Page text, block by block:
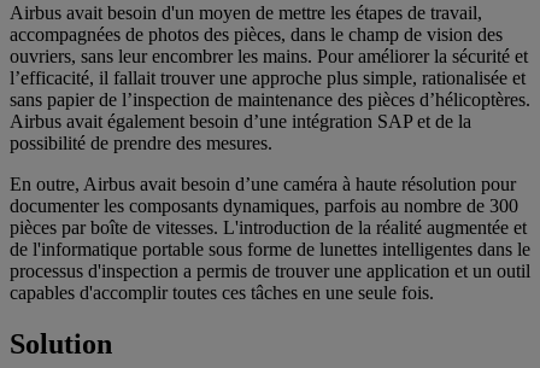
Airbus avait besoin d'un moyen de mettre les étapes de travail,
accompagnées de photos des pièces, dans le champ de vision des
ouvriers, sans leur encombrer les mains. Pour améliorer la sécurité et
l’efficacité, il fallait trouver une approche plus simple, rationalisée et
sans papier de l’inspection de maintenance des pièces d’hélicoptères.
Airbus avait également besoin d’une intégration SAP et de la
possibilité de prendre des mesures.
En outre, Airbus avait besoin d’une caméra à haute résolution pour
documenter les composants dynamiques, parfois au nombre de 300
pièces par boîte de vitesses. L'introduction de la réalité augmentée et
de l'informatique portable sous forme de lunettes intelligentes dans le
processus d'inspection a permis de trouver une application et un outil
capables d'accomplir toutes ces tâches en une seule fois.
Solution